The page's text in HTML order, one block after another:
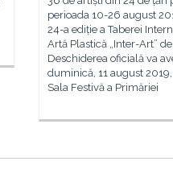
perioada 10-26 august
24-a ediție a Taberei
Artă Plastică „Inter-Art”
Deschiderea oficială va
duminică, 11 august
Sala Festivă a Primăriei